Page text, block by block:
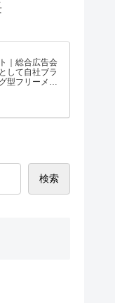
｜総合広告会
して自社ブラ
型フリーメデ
検索